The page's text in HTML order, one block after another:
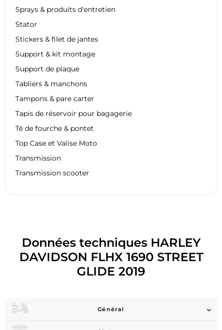
Sprays & produits d'entretien
Stator
Stickers & filet de jantes
Support & kit montage
Support de plaque
Tabliers & manchons
Tampons & pare carter
Tapis de réservoir pour bagagerie
Té de fourche & pontet
Top Case et Valise Moto
Transmission
Transmission scooter
Données techniques HARLEY
DAVIDSON FLHX 1690 STREET
GLIDE 2019
Général